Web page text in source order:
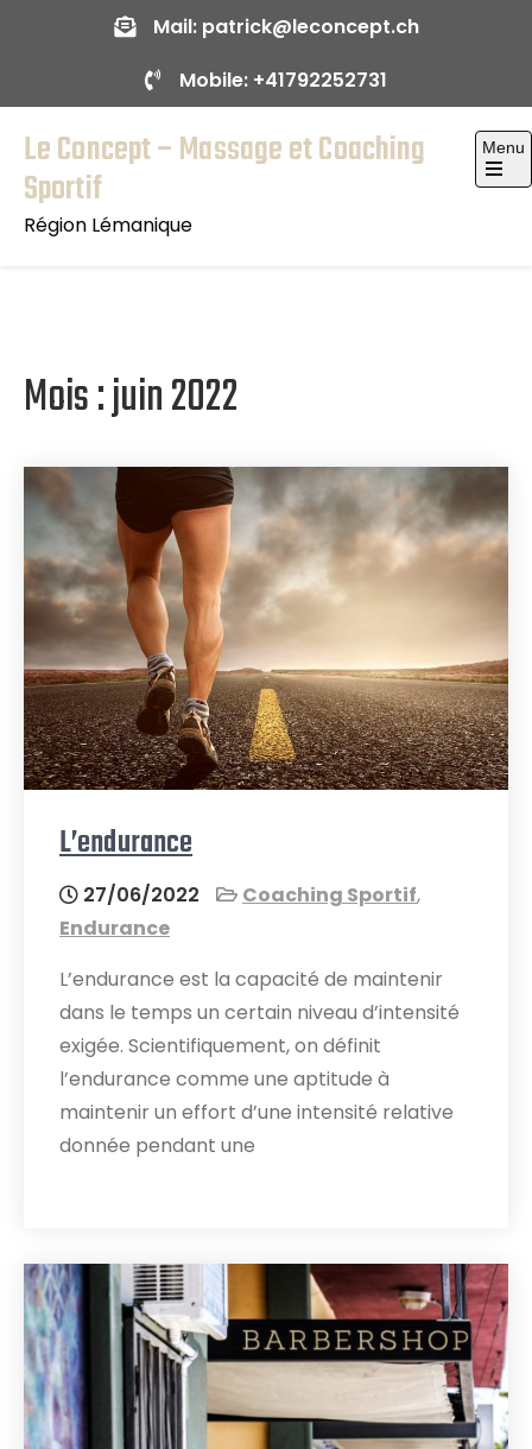
Mail: patrick@leconcept.ch
Mobile: +41792252731
Le Concept – Massage et Coaching
Sportif
Région Lémanique
Menu
Open
Mois :juin 2022
L’endurance
27/06/2022 Coaching Sportif,
Endurance
L’endurance est la capacité de maintenir
dans le temps un certain niveau d’intensité
exigée. Scientifiquement, on définit
l’endurance comme une aptitude à
maintenir un effort d’une intensité relative
donnée pendant une